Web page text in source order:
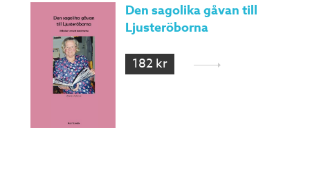
Den sagolika gåvan till
Ljusteröborna
182 kr